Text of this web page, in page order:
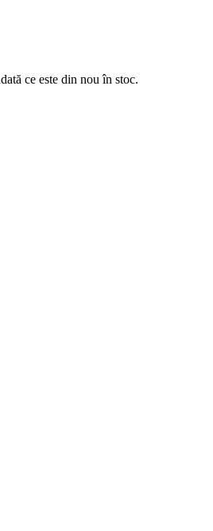
ce este din nou în stoc.